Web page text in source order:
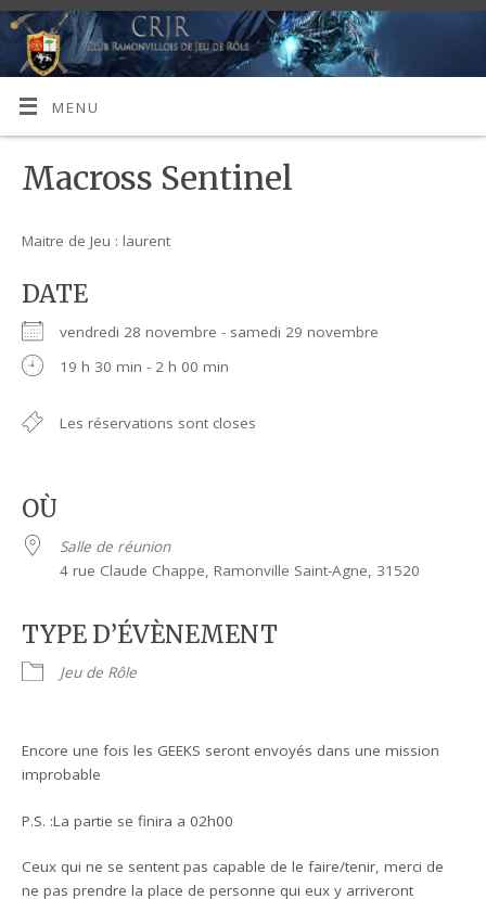
MENU
Macross Sentinel
Maitre de Jeu : laurent
DATE
vendredi 28 novembre - samedi 29 novembre
19 h 30 min - 2 h 00 min
Les réservations sont closes
OÙ
Salle de réunion
4 rue Claude Chappe, Ramonville Saint-Agne, 31520
TYPE D’ÉVÈNEMENT
Jeu de Rôle
Encore une fois les GEEKS seront envoyés dans une mission
improbable
P.S. :La partie se finira a 02h00
Ceux qui ne se sentent pas capable de le faire/tenir, merci de
ne pas prendre la place de personne qui eux y arriveront